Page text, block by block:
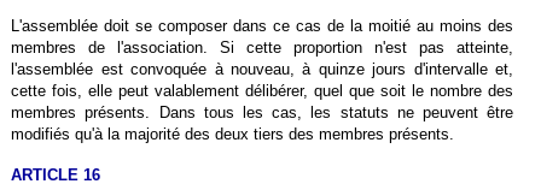
L'assemblée doit se composer dans ce cas de la moitié au moins des
membres de l'association. Si cette proportion n'est pas atteinte,
l'assemblée est convoquée à nouveau, à quinze jours d'intervalle et,
cette fois, elle peut valablement délibérer, quel que soit le nombre des
membres présents. Dans tous les cas, les statuts ne peuvent être
modifiés qu'à la majorité des deux tiers des membres présents.
ARTICLE 16